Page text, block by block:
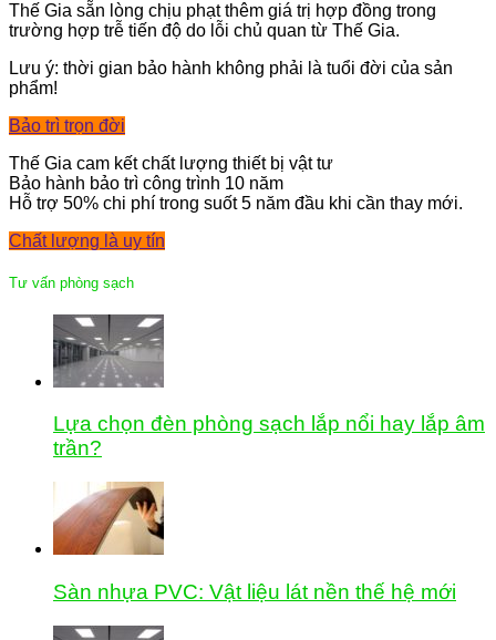
Thế Gia sẵn lòng chịu phạt thêm giá trị hợp đồng trong
trường hợp trễ tiến độ do lỗi chủ quan từ Thế Gia.
Lưu ý: thời gian bảo hành không phải là tuổi đời của sản
phẩm!
Bảo trì trọn đời
Thế Gia cam kết chất lượng thiết bị vật tư
Bảo hành bảo trì công trình 10 năm
Hỗ trợ 50% chi phí trong suốt 5 năm đầu khi cần thay mới.
Chất lượng là uy tín
Tư vấn phòng sạch
Lựa chọn đèn phòng sạch lắp nổi hay lắp âm
trần?
Sàn nhựa PVC: Vật liệu lát nền thế hệ mới